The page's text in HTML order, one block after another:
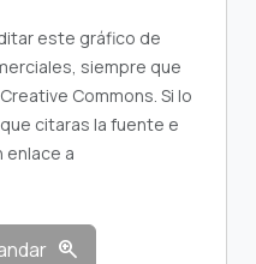
este gráfico de
siempre que
Commons. Si lo
citaras la fuente e
enlace a
zoom_in